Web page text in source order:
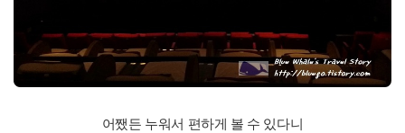
어쨌든 누워서 편하게 볼 수 있다니